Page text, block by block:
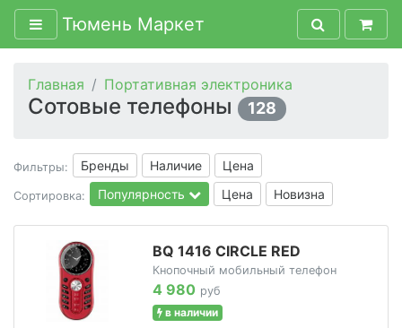
Тюмень Маркет
Главная Портативная электроника
Сотовые телефоны 128
Фильтры: Бренды Наличие Цена
Сортировка: Популярность Цена Новизна
BQ 1416 CIRCLE RED
Кнопочный мобильный телефон
4 980 руб
в наличии